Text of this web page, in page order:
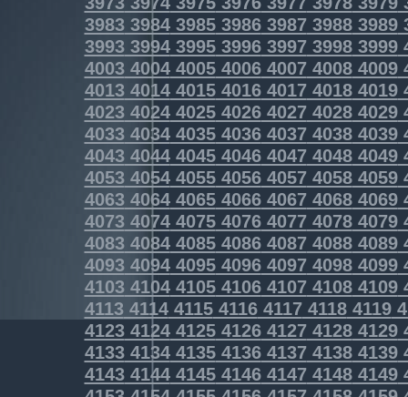
3983398439853986398739883989
3993399439953996399739983999
4003400440054006400740084009
4013401440154016401740184019
4023402440254026402740284029
4033403440354036403740384039
4043404440454046404740484049
4053405440554056405740584059
4063406440654066406740684069
4073407440754076407740784079
4083408440854086408740884089
4093409440954096409740984099
4103410441054106410741084109
4113411441154116411741184119
4123412441254126412741284129
4133413441354136413741384139
4143414441454146414741484149